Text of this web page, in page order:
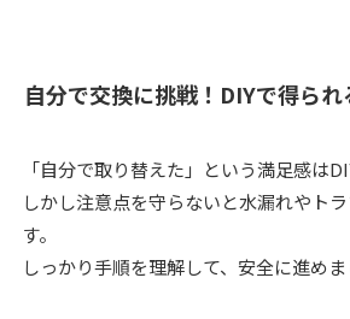
自分で交換に挑戦！DIYで得ら
「自分で取り替えた」という満足感は
しかし注意点を守らないと水漏れやト
す。
しっかり手順を理解して、安全に進めま